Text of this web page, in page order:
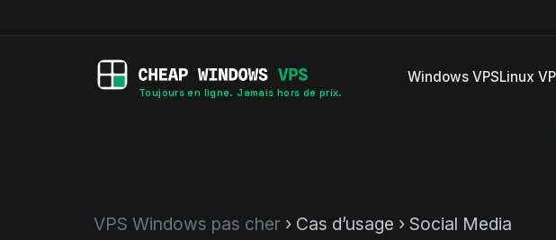
Toujours en ligne. Jamais hors de prix.
Windows VPSLinux
VPS Windows pas cher › Cas d’usage › Social Media